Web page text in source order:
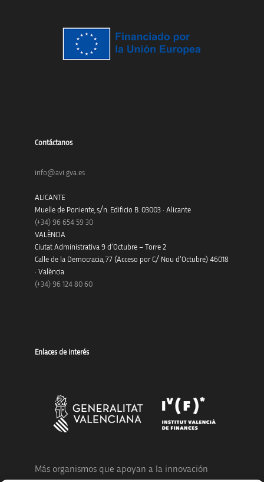
Contáctanos
info@avi.gva.es
ALICANTE
Muelle de Poniente, s/n. Edificio B. 03003 · Alicante
(+34) 96 654 59 30
VALÈNCIA
Ciutat Administrativa 9 d’Octubre – Torre 2
Calle de la Democracia, 77 (Acceso por C/ Nou d’Octubre) 46018
· València
(+34) 96 124 80 60
Enlaces de interés
Más organismos que apoyan a la innovación